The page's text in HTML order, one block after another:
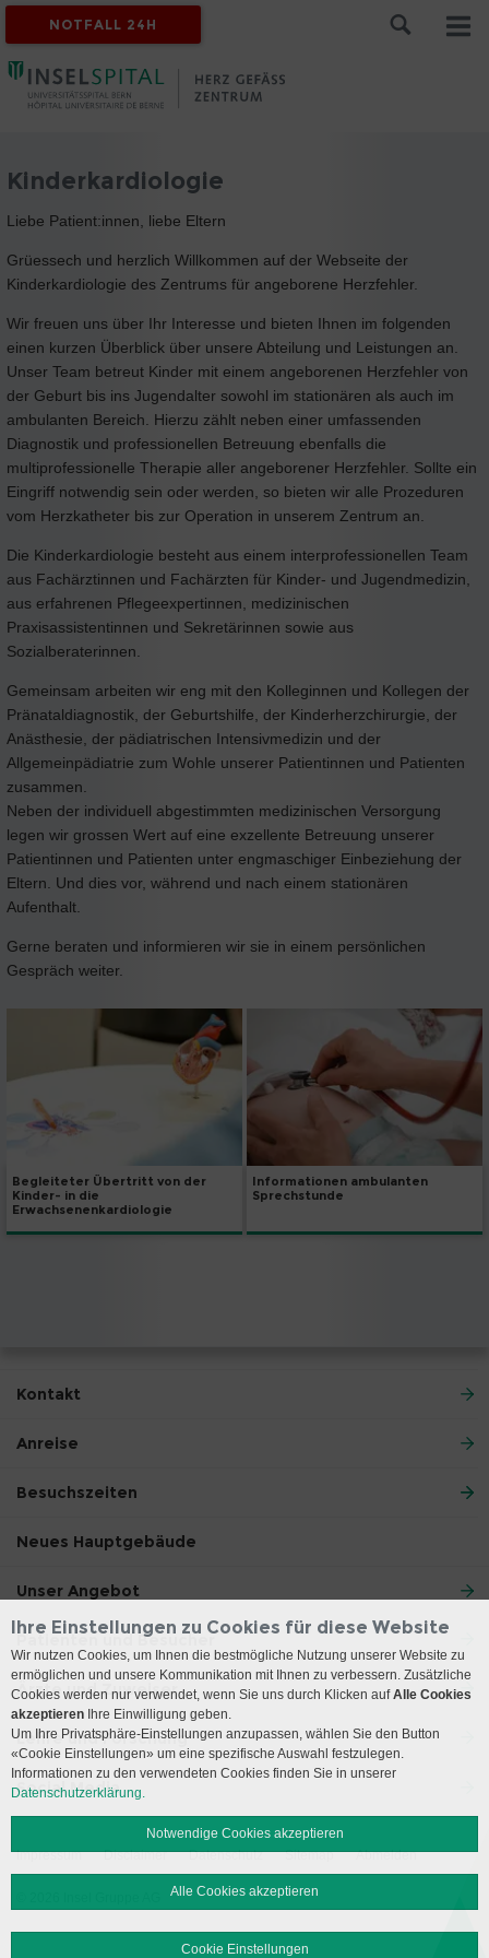
NOTFALL 24H
Kinderkardiologie
Liebe Patient:innen, liebe Eltern
Grüessech und herzlich Willkommen auf der Webseite der
Kinderkardiologie des Zentrums für angeborene Herzfehler.
Wir freuen uns über Ihr Interesse und bieten Ihnen im folgenden
einen kurzen Überblick über unsere Abteilung und Leistungen an.
Unser Team betreut Kinder mit einem angeborenen Herzfehler von
der Geburt bis ins Jugendalter sowohl im stationären als auch im
ambulanten Bereich. Hierzu zählt neben einer umfassenden
Diagnostik und professionellen Betreuung ebenfalls die
multiprofessionelle Therapie aller angeborener Herzfehler. Sollte ein
Eingriff notwendig sein oder werden, so bieten wir alle Prozeduren
vom Herzkatheter bis zur Operation in unserem Zentrum an.
Die Kinderkardiologie besteht aus einem interprofessionellen Team
aus Fachärztinnen und Fachärzten für Kinder- und Jugendmedizin,
aus erfahrenen Pflegeexpertinnen, medizinischen
Praxisassistentinnen und Sekretärinnen sowie aus
Sozialberaterinnen.
Gemeinsam arbeiten wir eng mit den Kolleginnen und Kollegen der
Pränataldiagnostik, der Geburtshilfe, der Kinderherzchirurgie, der
Anästhesie, der pädiatrischen Intensivmedizin und der
Allgemeinpädiatrie zum Wohle unserer Patientinnen und Patienten
zusammen.
Neben der individuell abgestimmten medizinischen Versorgung
legen wir grossen Wert auf eine exzellente Betreuung unserer
Patientinnen und Patienten unter engmaschiger Einbeziehung der
Eltern. Und dies vor, während und nach einem stationären
Aufenthalt.
Gerne beraten und informieren wir sie in einem persönlichen
Gespräch weiter.
Begleiteter Übertritt von der
Kinder- in die
Erwachsenenkardiologie
Informationen ambulanten
Sprechstunde
Kontakt
Anreise
Besuchszeiten
Neues Hauptgebäude
Unser Angebot
Patienten und Besucher
Ärzte und Zuweiser
Lehre und Forschung
Social Media
Impressum Disclaimer Datenschutz Sitemap Abmelden
Ihre Einstellungen zu Cookies für diese Website
Wir nutzen Cookies, um Ihnen die bestmögliche Nutzung unserer Website zu
ermöglichen und unsere Kommunikation mit Ihnen zu verbessern. Zusätzliche
Cookies werden nur verwendet, wenn Sie uns durch Klicken aufAlle Cookies
akzeptieren Ihre Einwilligung geben.
Um Ihre Privatsphäre-Einstellungen anzupassen, wählen Sie den Button
«Cookie Einstellungen» um eine spezifische Auswahl festzulegen.
Informationen zu den verwendeten Cookies finden Sie in unserer
Datenschutzerklärung.
Notwendige Cookies akzeptieren
Alle Cookies akzeptieren
Cookie Einstellungen